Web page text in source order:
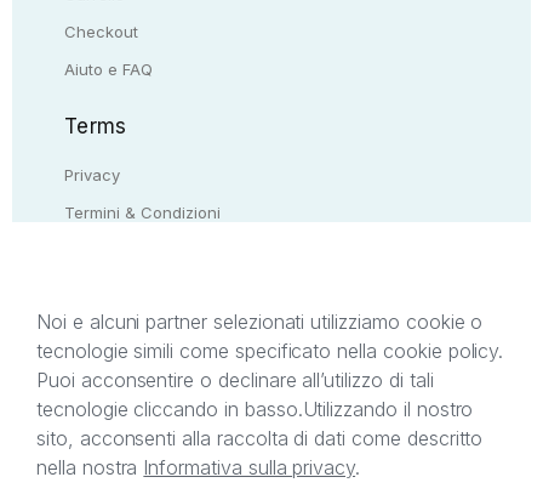
Checkout
Aiuto e FAQ
Terms
Privacy
Termini & Condizioni
Il presente sito web è di proprietà di StreetLib S.r.l.
C.F. e P.IVA 05338720963. StreetLib S.r.l. è
titolare di tutti i diritti di proprietà intellettuale
afferenti ai marchi, loghi e segni distintivi presenti
sul sito web. Si invita l’utente a prendere visione
Noi e alcuni partner selezionati utilizziamo cookie o
tecnologie simili come specificato nella cookie policy.
Puoi acconsentire o declinare all’utilizzo di tali
tecnologie cliccando in basso.Utilizzando il nostro
sito, acconsenti alla raccolta di dati come descritto
nella nostra Informativa sulla privacy.